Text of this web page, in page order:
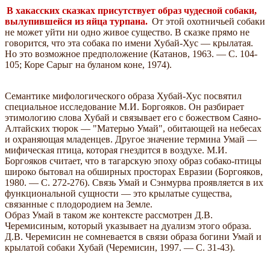
В хакасских сказках присутствует образ чудесной собаки,
вылупившейся из яйца турпана. От этой охотничьей собаки
не может уйти ни одно живое существо. В сказке прямо не
говорится, что эта собака по имени Хубай-Хус — крылатая.
Но это возможное предположение (Катанов, 1963. — С. 104-
105; Коре Сарыг на буланом коне, 1974).
Семантике мифологического образа Хубай-Хус посвятил
специальное исследование М.И. Боргояков. Он разбирает
этимологию слова Хубай и связывает его с божеством Саяно-
Алтайских тюрок — "Матерью Умай", обитающей на небесах
и охраняющая младенцев. Другое значение термина Умай —
мифическая птица, которая гнездится в воздухе. М.И.
Боргояков считает, что в тагарскую эпоху образ собако-птицы
широко бытовал на обширных просторах Евразии (Боргояков,
1980. — С. 272-276). Связь Умай и Сэнмурва проявляется в их
функциональной сущности — это крылатые существа,
связанные с плодородием на Земле.
Образ Умай в таком же контексте рассмотрен Д.В.
Черемисиным, который указывает на дуализм этого образа.
Д.В. Черемисин не сомневается в связи образа богини Умай и
крылатой собаки Хубай (Черемисин, 1997. — С. 31-43).